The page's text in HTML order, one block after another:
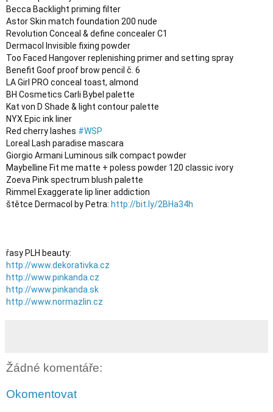
Becca Backlight priming filter
Astor Skin match foundation 200 nude
Revolution Conceal & define concealer C1
Dermacol Invisible fixing powder
Too Faced Hangover replenishing primer and setting spray
Benefit Goof proof brow pencil č. 6
LA Girl PRO conceal toast, almond
BH Cosmetics Carli Bybel palette
Kat von D Shade & light contour palette
NYX Epic ink liner
Red cherry lashes #WSP
Loreal Lash paradise mascara
Giorgio Armani Luminous silk compact powder
Maybelline Fit me matte + poless powder 120 classic ivory
Zoeva Pink spectrum blush palette
Rimmel Exaggerate lip liner addiction
štětce Dermacol by Petra: http://bit.ly/2BHa34h
http://www.dekorativka.cz
http://www.pinkanda.cz
http://www.pinkanda.sk
http://www.normazlin.cz
Žádné komentáře:
Okomentovat